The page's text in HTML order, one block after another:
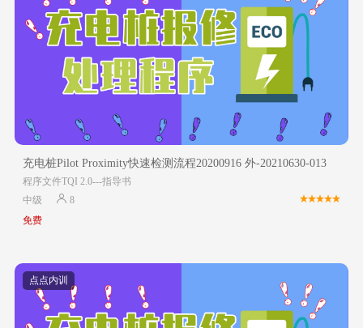
充电桩Pilot Proximity快速检测流程20200916 外-20210630-013
程序文件TQI 2.0---指导书
中级
8
免费
点点内训